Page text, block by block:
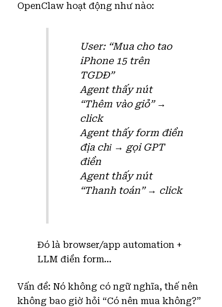
OpenClaw hoạt động như nào:
User: “Mua cho tao
iPhone 15 trên
TGDĐ”
Agent thấy nút
“Thêm vào giỏ” →
click
Agent thấy form điền
địa chỉ → gọi GPT
điền
Agent thấy nút
“Thanh toán” → click
Đó là browser/app automation +
LLM điền form…
Vấn đề: Nó không có ngữ nghĩa, thế nên
không bao giờ hỏi “Có nên mua không?”